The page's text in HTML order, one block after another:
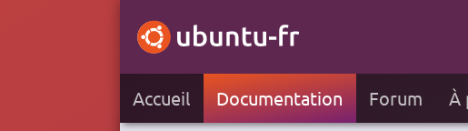
Accueil Documentation Forum À